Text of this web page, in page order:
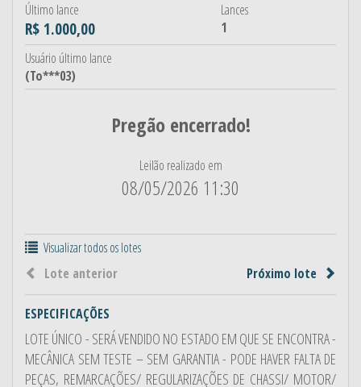
Último lance
R$ 1.000,00
Lances
1
Usuário último lance
(To***03)
Pregão encerrado!
Leilão realizado em
08/05/2026 11:30
Visualizar todos os lotes
Lote anterior
Próximo lote
ESPECIFICAÇÕES
LOTE ÚNICO - SERÁ VENDIDO NO ESTADO EM QUE SE ENCONTRA -
MECÂNICA SEM TESTE – SEM GARANTIA - PODE HAVER FALTA DE
PEÇAS, REMARCAÇÕES/ REGULARIZAÇÕES DE CHASSI/ MOTOR/